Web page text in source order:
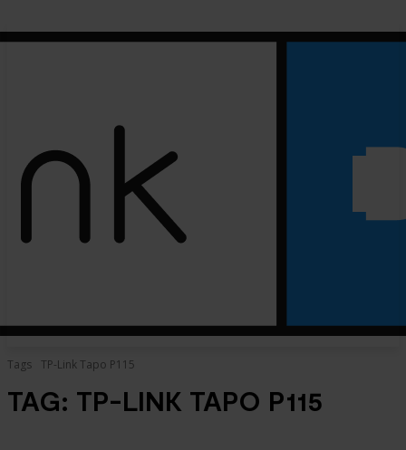
Tags TP-Link Tapo P115
TAG: TP-LINK TAPO P115